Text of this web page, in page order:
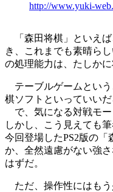
http://www.yuki-
「森田将棋」といえば
き、これまでも素晴ら
の処理能力は、たしか
テーブルゲームという
棋ソフトといっていいだ
で、気になる対戦モ
しかし、こう見えても
今回登場したPS2版の
か、全然遠慮がない強
はずだ。
ただ、操作性にはもう